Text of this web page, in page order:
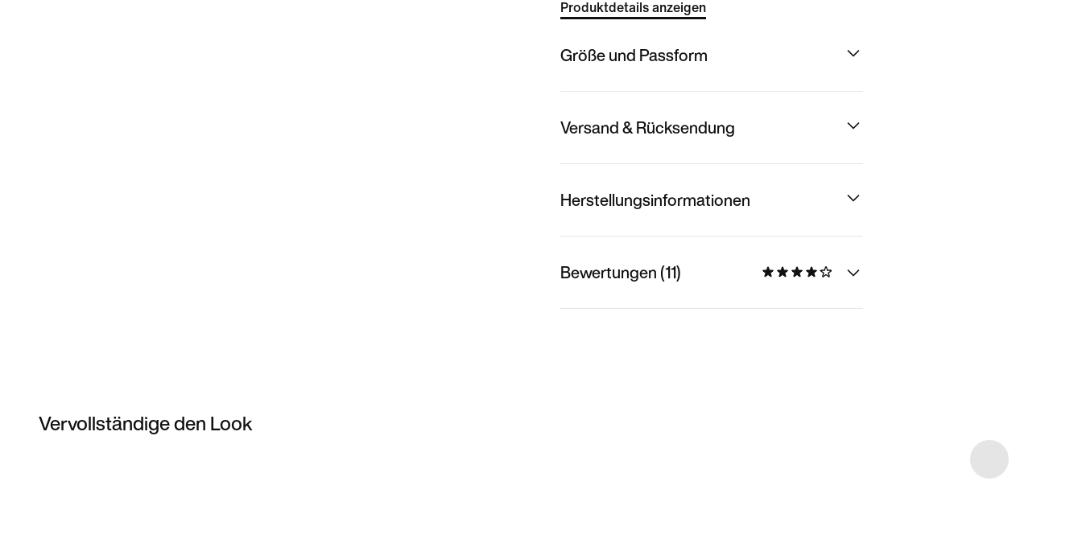
Produktdetails anzeigen
Größe und Passform
Versand & Rücksendung
Herstellungsinformationen
Bewertungen (11)
Vervollständige den Look